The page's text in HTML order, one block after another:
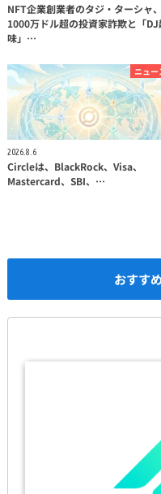
NFT企業創業者のタジ・ターシャ、
1000万ドル超の投資家詐欺と「DJ
味」…
ニュー
2026.8.6
Circleは、BlackRock、Visa、
Mastercard、SBI、…
おすす